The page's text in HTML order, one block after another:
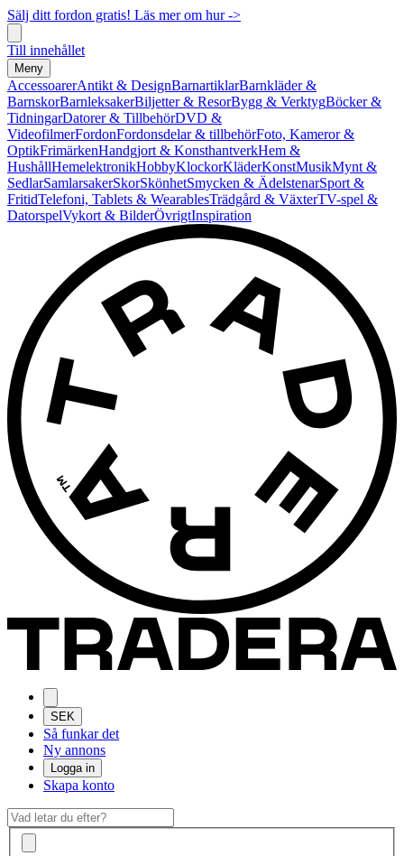
Sälj ditt fordon gratis! Läs mer om hur ->
Till innehållet
Meny
AccessoarerAntikt & DesignBarnartiklarBarnkläder &
BarnskorBarnleksakerBiljetter & ResorBygg & VerktygBöcker &
TidningarDatorer & TillbehörDVD &
VideofilmerFordonFordonsdelar & tillbehörFoto, Kameror &
OptikFrimärkenHandgjort & KonsthantverkHem &
HushållHemelektronikHobbyKlockorKläderKonstMusikMynt &
SedlarSamlarsakerSkorSkönhetSmycken & ÄdelstenarSport &
FritidTelefoni, Tablets & WearablesTrädgård & VäxterTV-spel &
DatorspelVykort & BilderÖvrigtInspiration
SEK
Så funkar det
Ny annons
Logga in
Skapa konto